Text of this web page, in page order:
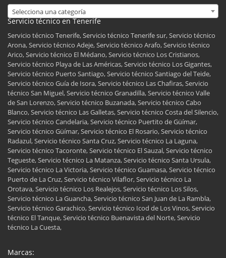
Selecciona una categoría
Servicio técnico en Tenerife
Servicio técnico Tenerife, Servicio técnico Tenerife sur, Servicio técnico
Arona, Servicio técnico Adeje, Servicio técnico Arafo, Servicio técnico
Arico, Servicio técnico El Médano, Servicio técnico Los Cristianos,
Servicio técnico Playa de Las Américas, Servicio técnico Los Gigantes,
Servicio técnico Puerto Santiago, Servicio técnico Santiago del Teide,
Servicio técnico Guía de Isora, Servicio técnico Las Chafiras, Servicio
técnico San Miguel, Servicio técnico Granadilla, Servicio técnico Valle
de San Lorenzo, Servicio técnico Buzanada, Servicio técnico Cabo
Blanco, Servicio técnico Las Galletas, Servicio técnico Costa del Silencio,
Servicio técnico Candelaria, Servicio técnico Puertito de Güímar,
Servicio técnico Güímar, Servicio técnico El Rosario, Servicio técnico
Radazul, Servicio técnico Santa Cruz, Servicio técnico La Laguna,
Servicio técnico Tacoronte, Servicio técnico El Sauzal, Servicio técnico
Tegueste, Servicio técnico La Matanza, Servicio técnico Santa Ursula,
Servicio técnico La Victoria, Servicio técnico Guamasa, Servicio técnico
Puerto de La Cruz, Servicio técnico Vilaflor, Servicio técnico La
Orotava, Servicio técnico Los Realejos, Servicio técnico Los Silos,
Servicio técnico La Guancha, Servicio técnico San Juan de La Rambla,
Servicio técnico Garachico, Servicio técnico Icod de Los Vinos, Servicio
técnico El Tanque, Servicio técnico Buenavista del Norte, Servicio
técnico La Cuesta,
Marcas: